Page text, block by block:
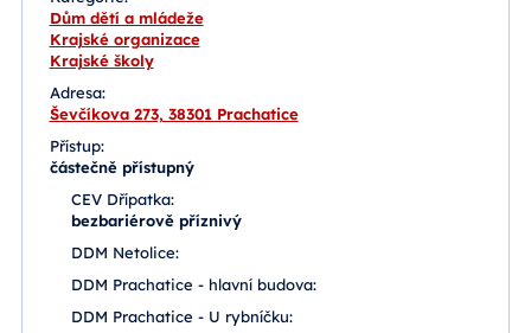
Dům dětí a mládeže
Krajské organizace
Krajské školy
Adresa:
Ševčíkova 273, 38301 Prachatice
Přístup:
částečně přístupný
CEV Dřípatka:
bezbariérově příznivý
DDM Netolice:
DDM Prachatice - hlavní budova:
DDM Prachatice - U rybníčku: